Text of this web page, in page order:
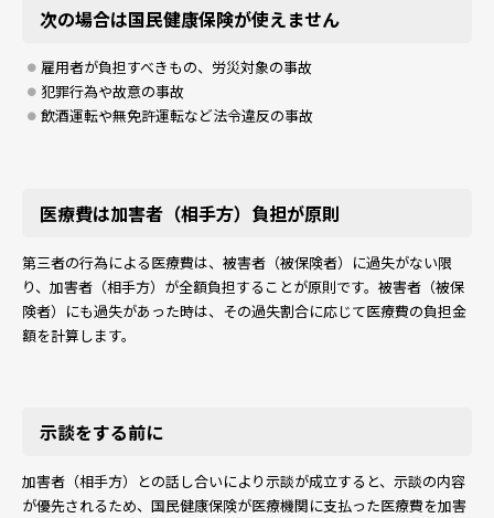
次の場合は国民健康保険が使えません
雇用者が負担すべきもの、労災対象の事故
犯罪行為や故意の事故
飲酒運転や無免許運転など法令違反の事故
医療費は加害者（相手方）負担が原則
第三者の行為による医療費は、被害者（被保険者）に過失がない限
り、加害者（相手方）が全額負担することが原則です。被害者（被保
険者）にも過失があった時は、その過失割合に応じて医療費の負担金
額を計算します。
示談をする前に
加害者（相手方）との話し合いにより示談が成立すると、示談の内容
が優先されるため、国民健康保険が医療機関に支払った医療費を加害